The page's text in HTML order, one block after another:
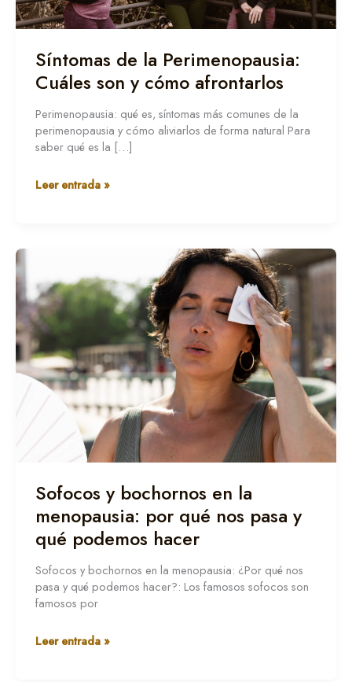
Síntomas de la Perimenopausia:
Cuáles son y cómo afrontarlos
Perimenopausia: qué es, síntomas más comunes de la
perimenopausia y cómo aliviarlos de forma natural Para
saber qué es la […]
y
cómo
Leer entrada »
Sofocos y bochornos en la
menopausia: por qué nos pasa y
qué podemos hacer
Sofocos y bochornos en la menopausia: ¿Por qué nos
pasa y qué podemos hacer?: Los famosos sofocos son
famosos por
bochornos
en
la
menopausia:
por
qué
nos
Leer entrada »